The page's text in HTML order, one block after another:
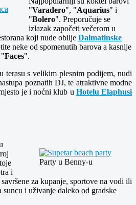
"Varadero", "Aquarius" i
"Bolero". Preporučuje se
izlazak započeti večerom u
koji nude obilje Dalmatinske
neke od spomenutih barova a kasnije
"Faces".
terasu s velikim plesnim podijem, nudi
poznatih DJ, te atraktivne modne
je i noćni klub u Hotelu Elaphusi
Party u Benny-u
i
za kupanje, sportove na vodi ili
suncu i uživanje daleko od gradske